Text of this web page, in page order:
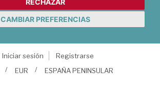
RECHAZAR
CAMBIAR PREFERENCIAS
Iniciar sesión
Registrarse
EUR ESPAÑA PENINSULAR